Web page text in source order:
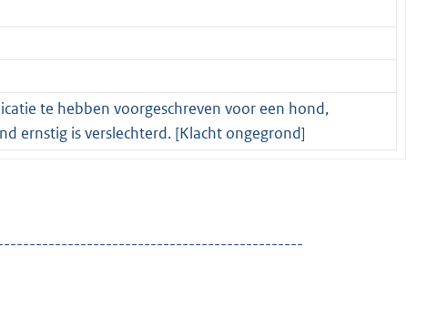
te hebben voorgeschreven voor een hond,
ernstig is verslechterd. [Klacht ongegrond]